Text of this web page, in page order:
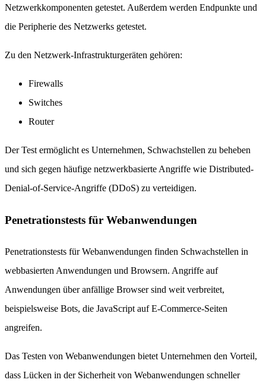
Netzwerkkomponenten getestet. Außerdem werden Endpunkte und
die Peripherie des Netzwerks getestet.
Zu den Netzwerk-Infrastrukturgeräten gehören:
Firewalls
Switches
Router
Der Test ermöglicht es Unternehmen, Schwachstellen zu beheben
und sich gegen häufige netzwerkbasierte Angriffe wie Distributed-
Denial-of-Service-Angriffe (DDoS) zu verteidigen.
Penetrationstests für Webanwendungen
Penetrationstests für Webanwendungen finden Schwachstellen in
webbasierten Anwendungen und Browsern. Angriffe auf
Anwendungen über anfällige Browser sind weit verbreitet,
beispielsweise Bots, die JavaScript auf E-Commerce-Seiten
angreifen.
Das Testen von Webanwendungen bietet Unternehmen den Vorteil,
dass Lücken in der Sicherheit von Webanwendungen schneller